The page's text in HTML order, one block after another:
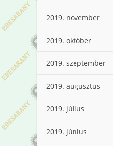
2019. november
2019. október
2019. szeptember
2019. augusztus
2019. július
2019. június